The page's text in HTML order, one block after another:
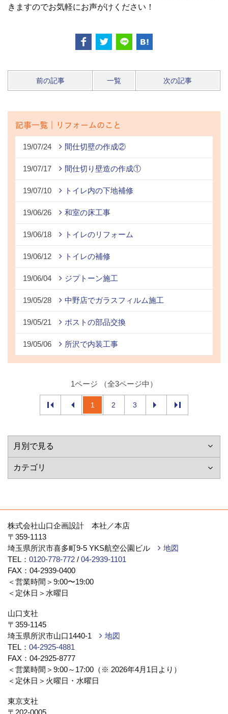
きますのでお気軽にお声がけください！
前の記事 一覧 次の記事
記事一覧｜リフォームのこと
19/07/24 間仕切壁の作成②
19/07/17 間仕切り壁造の作成①
19/07/10 トイレ内の下地補修
19/06/26 和室の床工事
19/06/18 トイレのリフォーム
19/06/12 トイレの補修
19/06/04 ジプトーン施工
19/05/28 中野店でガラスフィルム施工
19/05/21 ポストの部品交換
19/05/06 所沢で内装工事
1ページ （全3ページ中）
1 2 3
株式会社山口企画設計 本社／本店
〒359-1113
埼玉県所沢市喜多町9-5 YKS航空公園ビル
地図
TEL： 0120-778-772 / 04-2939-1101
FAX：04-2939-0400
＜営業時間＞9:00〜19:00
＜定休日＞水曜日
山口支社
〒359-1145
埼玉県所沢市山口1440-1
地図
TEL： 04-2925-4881
FAX：04-2925-8777
＜営業時間＞9:00～17:00（※ 2026年4月1日より）
＜定休日＞火曜日・水曜日
東京支社
〒202-0005